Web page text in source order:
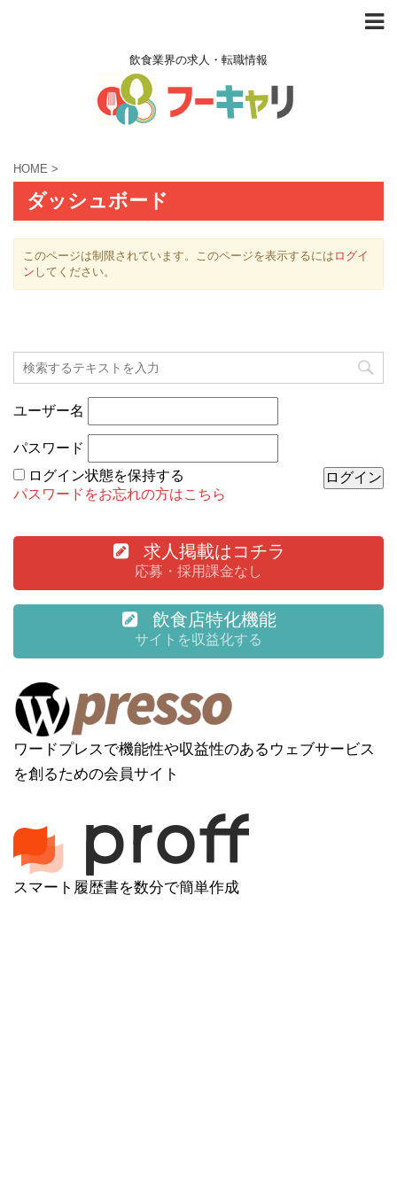
飲食業界の求人・転職情報
HOME >
ダッシュボード
このページは制限されています。このページを表示するには ログイ
ン してください。
ユーザー名
パスワード
ログイン状態を保持する
パスワードをお忘れの方はこちら
求人掲載はコチラ
応募・採用課金なし
飲食店特化機能
サイトを収益化する
ワードプレスで機能性や収益性のあるウェブサービス
を創るための会員サイト
スマート履歴書を数分で簡単作成